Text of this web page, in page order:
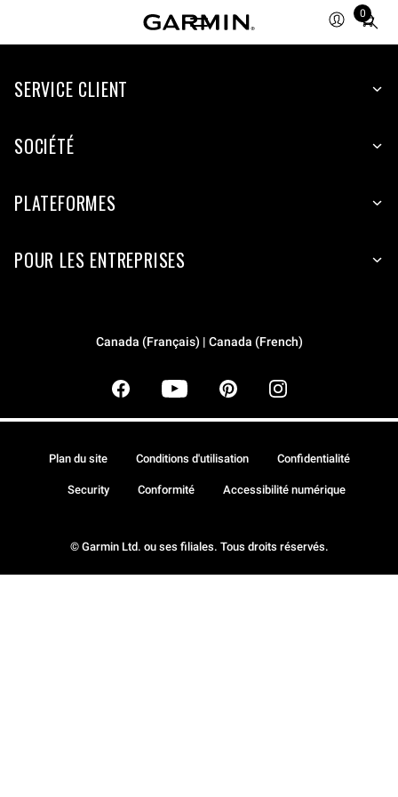
0
Total
items
cart:
SERVICE CLIENT
SOCIÉTÉ
PLATEFORMES
POUR LES ENTREPRISES
Canada (Français) | Canada (French)
© Garmin Ltd. ou ses filiales. Tous droits réservés.
Plan du site Conditions d'utilisation Confidentialité
Security Conformité Accessibilité numérique